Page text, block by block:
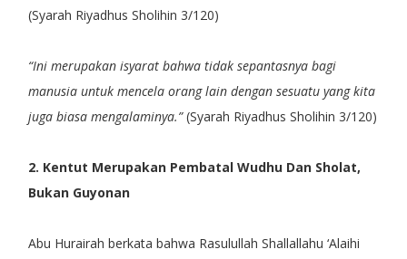
(Syarah Riyadhus Sholihin 3/120)
“Ini merupakan isyarat bahwa tidak sepantasnya bagi
manusia untuk mencela orang lain dengan sesuatu yang kita
juga biasa mengalaminya.”(Syarah Riyadhus Sholihin 3/120)
2. Kentut Merupakan Pembatal Wudhu Dan Sholat,
Bukan Guyonan
Abu Hurairah berkata bahwa Rasulullah Shallallahu ‘Alaihi